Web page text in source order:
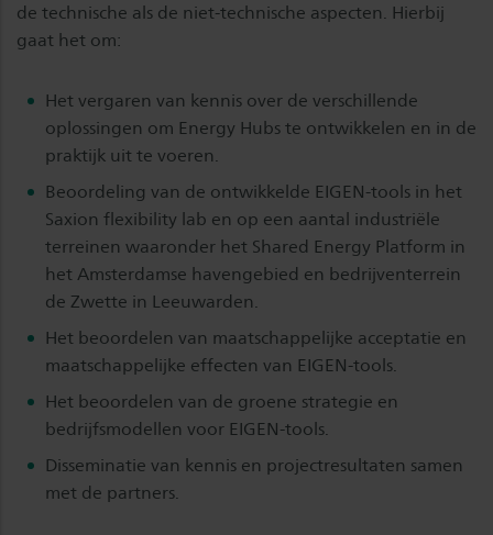
de technische als de niet-technische aspecten. Hierbij
gaat het om:
Het vergaren van kennis over de verschillende
oplossingen om Energy Hubs te ontwikkelen en in de
praktijk uit te voeren.
Beoordeling van de ontwikkelde EIGEN-tools in het
Saxion flexibility lab en op een aantal industriële
terreinen waaronder het Shared Energy Platform in
het Amsterdamse havengebied en bedrijventerrein
de Zwette in Leeuwarden.
Het beoordelen van maatschappelijke acceptatie en
maatschappelijke effecten van EIGEN-tools.
Het beoordelen van de groene strategie en
bedrijfsmodellen voor EIGEN-tools.
Disseminatie van kennis en projectresultaten samen
met de partners.